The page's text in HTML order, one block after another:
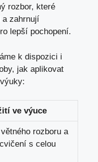
rozbor, které
a zahrnují
lepší pochopení.
k dispozici ⁤i
jak aplikovat
ve výuce
rozboru a
s celou